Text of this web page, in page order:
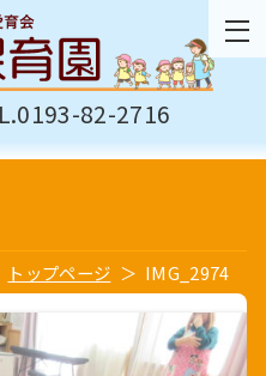
82-2716
トップページ IMG_2974